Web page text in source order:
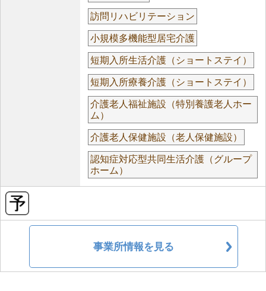
訪問リハビリテーション
小規模多機能型居宅介護
短期入所生活介護（ショートステイ）
短期入所療養介護（ショートステイ）
介護老人福祉施設（特別養護老人ホー
ム）
介護老人保健施設（老人保健施設）
認知症対応型共同生活介護（グループ
ホーム）
事業所情報を見る